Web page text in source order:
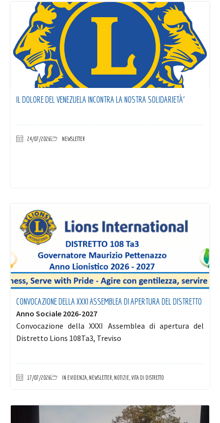
IL DOLORE DEL VENEZUELA INCONTRA LA NOSTRA SOLIDARIETÀ’
24/07/2026 NEWSLETTER
CONVOCAZIONE DELLA XXXI ASSEMBLEA DI APERTURA DEL DISTRETTO
Anno Sociale 2026-2027
Convocazione della XXXI Assemblea di apertura del
Distretto Lions 108Ta3, Treviso
17/07/2026 IN EVIDENZA NEWSLETTER NOTIZIE, VITA DI DISTRETTO